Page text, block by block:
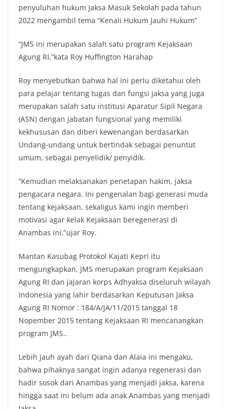
penyuluhan hukum Jaksa Masuk Sekolah pada tahun
2022 mengambil tema “Kenali Hukum Jauhi Hukum”
“JMS ini merupakan salah satu program Kejaksaan
Agung RI,”kata Roy Huffington Harahap
Roy menyebutkan bahwa hal ini perlu diketahui oleh
para pelajar tentang tugas dan fungsi jaksa yang juga
merupakan salah satu institusi Aparatur Sipil Negara
(ASN) dengan jabatan fungsional yang memiliki
kekhususan dan diberi kewenangan berdasarkan
Undang-undang untuk bertindak sebagai penuntut
umum, sebagai penyelidik/ penyidik.
“Kemudian melaksanakan penetapan hakim, jaksa
pengacara negara. Ini pengenalan bagi generasi muda
tentang kejaksaan, sekaligus kami ingin memberi
motivasi agar kelak Kejaksaan beregenerasi di
Anambas ini,”ujar Roy.
Mantan Kasubag Protokol Kajati Kepri itu
mengungkapkan, JMS merupakan program Kejaksaan
Agung RI dan jajaran korps Adhyaksa diseluruh wilayah
Indonesia yang lahir berdasarkan Keputusan Jaksa
Agung RI Nomor : 184/A/JA/11/2015 tanggal 18
Nopember 2015 tentang Kejaksaan RI mencanangkan
program JMS..
Lebih jauh ayah dari Qiana dan Alaia ini mengaku,
bahwa pihaknya sangat ingin adanya regenerasi dan
hadir sosok dari Anambas yang menjadi jaksa, karena
hingga saat ini belum ada anak Anambas yang menjadi